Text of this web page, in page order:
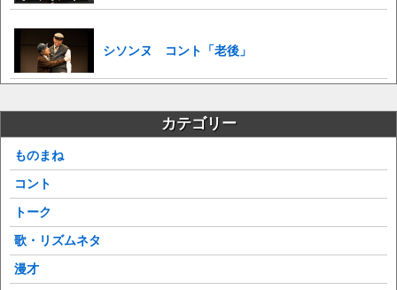
シソンヌ コント「老後」
カテゴリー
ものまね
コント
トーク
歌・リズムネタ
漫才